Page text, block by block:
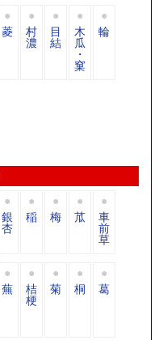
菱 村
濃
目
結
木
瓜
・
窠
輪
銀
杏
稲 梅 苽 車
前
草
蕪 桔
梗
菊 桐 葛